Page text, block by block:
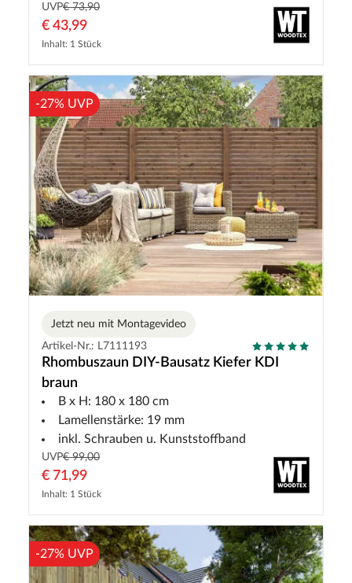
UVP€ 73,90
€ 43,99
Inhalt: 1 Stück
-27% UVP
Jetzt neu mit Montagevideo
Artikel-Nr.: L7111193
Rhombuszaun DIY-Bausatz Kiefer KDI
braun
B x H: 180 x 180 cm
Lamellenstärke: 19 mm
inkl. Schrauben u. Kunststoffband
UVP€ 99,00
€ 71,99
Inhalt: 1 Stück
-27% UVP